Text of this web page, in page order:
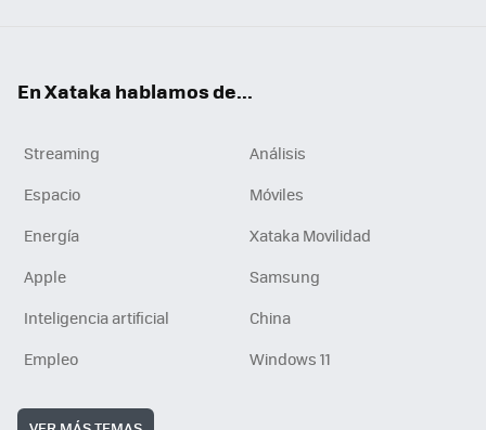
En Xataka hablamos de...
Streaming
Análisis
Espacio
Móviles
Energía
Xataka Movilidad
Apple
Samsung
Inteligencia artificial
China
Empleo
Windows 11